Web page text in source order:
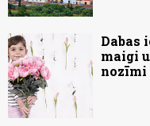
Dabas
maigi
nozīmi